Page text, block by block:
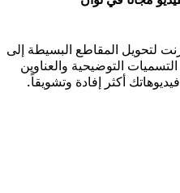
لتحويل المقاطع البسيطة إلى
التوضيحية والعناوين
أكثر إفادة وتشويقاً.